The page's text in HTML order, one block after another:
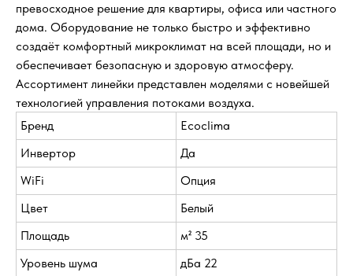
превосходное решение для квартиры, офиса или частного
дома. Оборудование не только быстро и эффективно
создаёт комфортный микроклимат на всей площади, но и
обеспечивает безопасную и здоровую атмосферу.
Ассортимент линейки представлен моделями с новейшей
технологией управления потоками воздуха.
Бренд
Ecoclima
Инвертор
Да
WiFi
Опция
Цвет
Белый
Площадь
м² 35
Уровень шума
дБа 22